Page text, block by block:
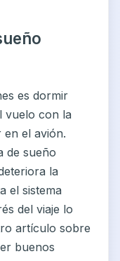
es dormir
vuelo con la
el avión.
de sueño
la
el sistema
del viaje lo
artículo sobre
buenos